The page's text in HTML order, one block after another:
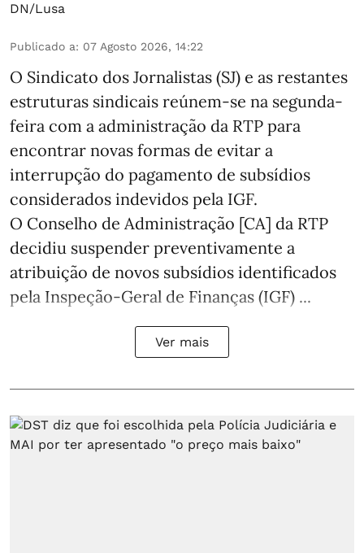
DN/Lusa
Publicado a: 07 Agosto 2026, 14:22
O Sindicato dos Jornalistas (SJ) e as restantes
estruturas sindicais reúnem-se na segunda-
feira com a administração da RTP para
encontrar novas formas de evitar a
interrupção do pagamento de subsídios
considerados indevidos pela IGF.
O Conselho de Administração [CA] da RTP
decidiu suspender preventivamente a
atribuição de novos subsídios identificados
pela Inspeção-Geral de Finanças (IGF) ...
Ver mais